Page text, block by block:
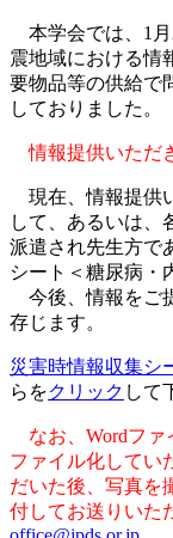
本学会では、1月
震地域における情
要物品等の供給で
しておりました。
情報提供いただ
現在、情報提供
して、あるいは、
派遣され先生方で
シート＜糖尿病・
今後、情報をご
存じます。
災害時情報収集シ
らをクリック して
なお、Wordフ
ファイル化してい
だいた後、写真を
付してお送りいた